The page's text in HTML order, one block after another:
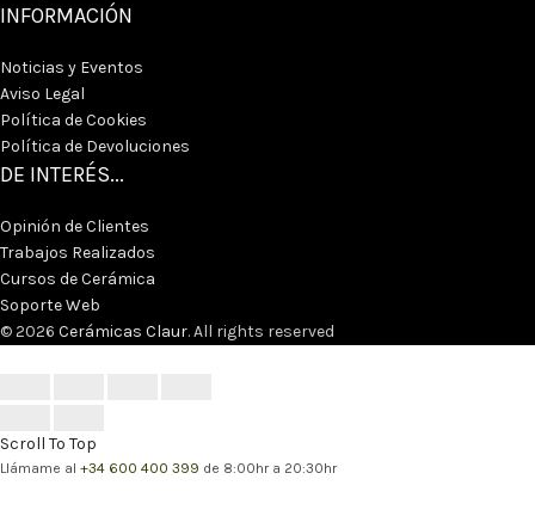
INFORMACIÓN
Noticias y Eventos
Aviso Legal
Política de Cookies
Política de Devoluciones
DE INTERÉS...
Opinión de Clientes
Trabajos Realizados
Cursos de Cerámica
Soporte Web
© 2026 Cerámicas Claur. All rights reserved
Scroll To Top
Llámame al +34 600 400 399 de 8:00hr a 20:30hr